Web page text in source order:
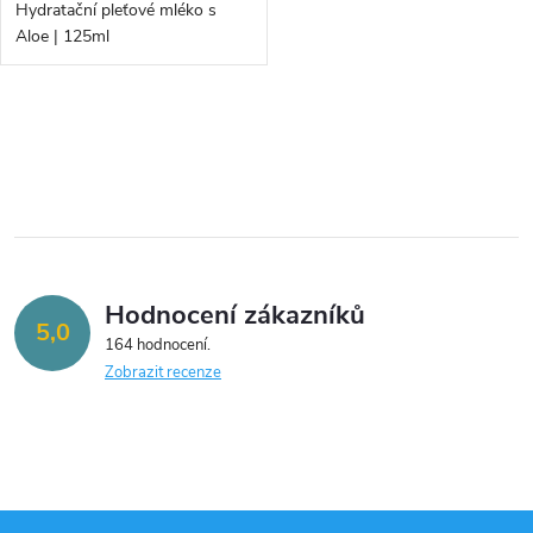
d
u
ů
d
t
ů
Hydratační pleťové mléko s
Aloe | 125ml
l
d
a
p
5,0 Hodnocení zákazníků
164 hodnocení
Zobrazit recenze